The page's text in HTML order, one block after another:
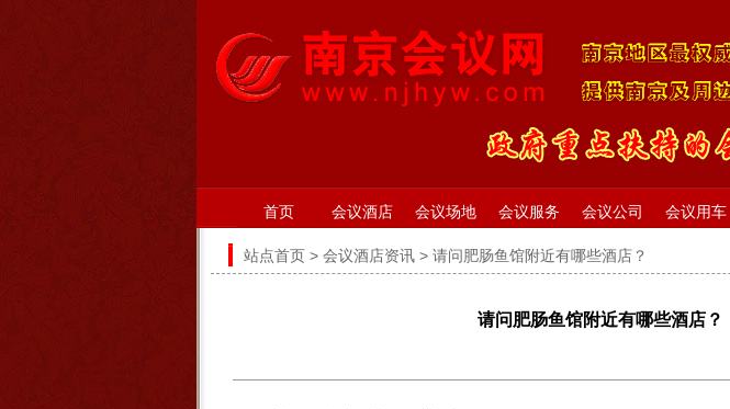
首页 会议酒店 会议场地 会议服务 会议公司 会议用车
站点首页 > 会议酒店资讯 > 请问肥肠鱼馆附近有哪些酒店？
请问肥肠鱼馆附近有哪些酒店？